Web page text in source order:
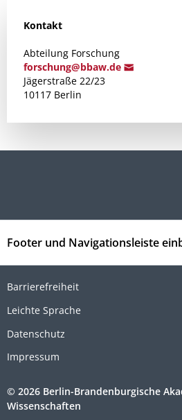
Kontakt
Abteilung Forschung
forschung@bbaw.de
Jägerstraße 22/23
10117 Berlin
Footer und Navigationsleiste
Barrierefreiheit
Leichte Sprache
Datenschutz
Impressum
© 2026 Berlin-Brandenburgische
Wissenschaften